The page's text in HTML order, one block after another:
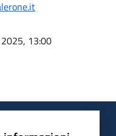
13:00